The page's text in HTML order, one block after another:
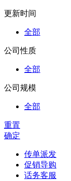
更新时间
全部
公司性质
全部
公司规模
全部
重置
确定
传单派发
促销导购
话务客服